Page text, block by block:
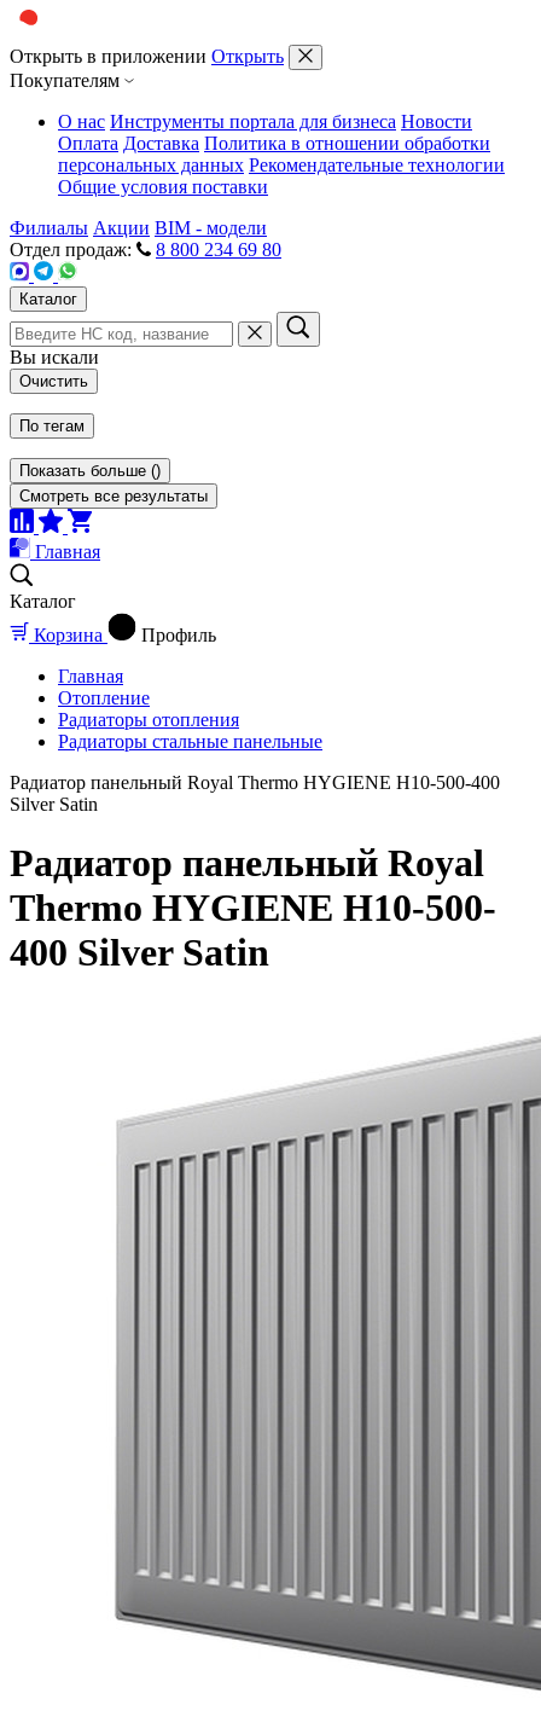
Открыть в приложении Открыть
Покупателям
О нас Инструменты портала для бизнеса Новости
Оплата Доставка Политика в отношении обработки
персональных данных Рекомендательные технологии
Общие условия поставки
Филиалы Акции BIM - модели
Отдел продаж:
8 800 234 69 80
Каталог
Вы искали
Очистить
По тегам
Показать больше ()
Смотреть все результаты
Главная
Каталог
Корзина
Профиль
Главная
Отопление
Радиаторы отопления
Радиаторы стальные панельные
Радиатор панельный Royal Thermo HYGIENE H10-500-400
Silver Satin
Радиатор панельный Royal
Thermo HYGIENE H10-500-
400 Silver Satin